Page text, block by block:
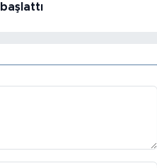
başlattı